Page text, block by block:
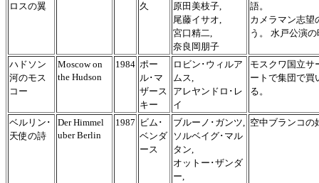
ロスの翼
久
原田美枝子,
尾藤イサオ,
宮口精二,
奈良岡朋子
語。
カメラマン志望
う。 水戸公演
ハドソン
河のモス
コー
Moscow on
the Hudson
1984 ポー
ル･マ
ザース
キー
ロビン･ウィルア
ムス,
アレヤンドロ･レ
イ
モスクワ国立サ
ートで集団で買
る。
ベルリン･
天使の詩
Der Himmel
uber Berlin
1987 ビム･
ベンダ
ース
ブルーノ･ガンツ,
ソルベイグ･マル
タン,
オットー･ザンダ
ー,
空中ブランコの